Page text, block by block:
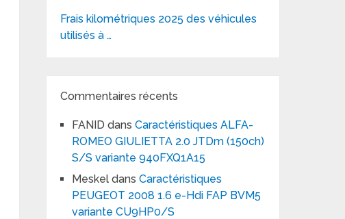
Frais kilométriques 2025 des véhicules
utilisés à …
Commentaires récents
FANID dansCaractéristiques ALFA-
ROMEO GIULIETTA 2.0 JTDm (150ch)
S/S variante 940FXQ1A15
Meskel dansCaractéristiques
PEUGEOT 2008 1.6 e-Hdi FAP BVM5
variante CU9HP0/S